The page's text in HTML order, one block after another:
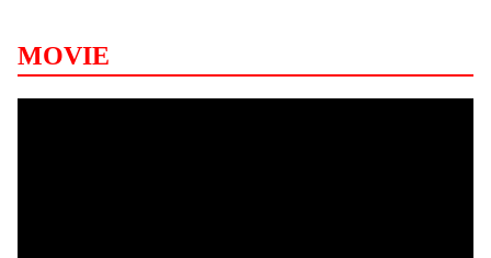
MOVIE